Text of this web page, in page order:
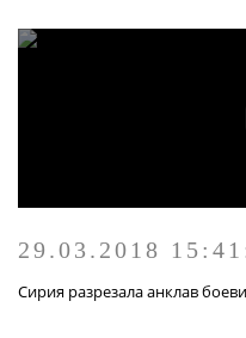
29.03.2018
Сирия разрезала анклав